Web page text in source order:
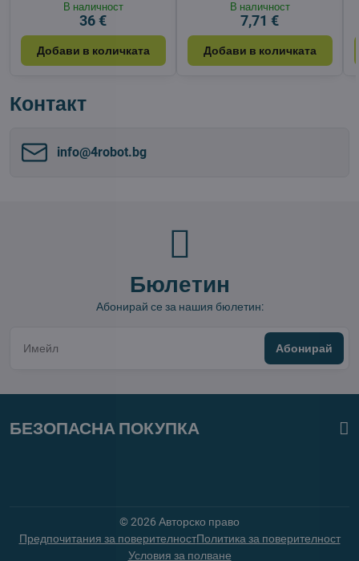
В наличност
36 €
Добави в количката
В наличност
7,71 €
Добави в количката
Контакт
info​@4robot​.bg
Бюлетин
Абонирай се за нашия бюлетин:
Абонирай
БЕЗОПАСНА ПОКУПКА
©2026 Авторско право
Предпочитания за поверителностПолитика за поверителност
Условия за полване